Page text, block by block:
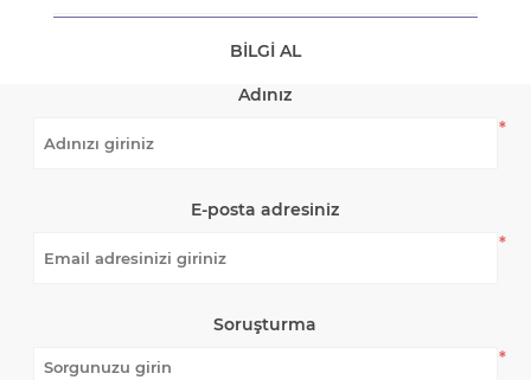
BILGI AL
Adınız
*
E-posta adresiniz
*
Soruşturma
*